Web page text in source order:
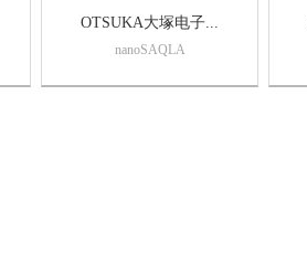
OTSUKA大塚电子...
nanoSAQLA